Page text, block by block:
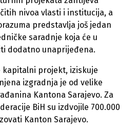
nivoa vlasti i institucija, a
predstavlja još jedan
saradnje koja će u
dodatno unaprijeđena.
kapitalni projekt, iziskuje
izgradnja je od velike
Kantona Sarajevo. Za
BiH su izdvojile 700.000
Kanton Sarajevo.